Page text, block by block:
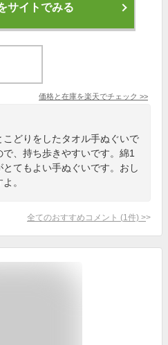
サイトでみる
価格と在庫を楽天でチェック >>
どりをしたタオル手ぬぐいで
、持ち歩きやすいです。綿1
てもよい手ぬぐいです。おし
。
全てのおすすめコメント (1 件) >